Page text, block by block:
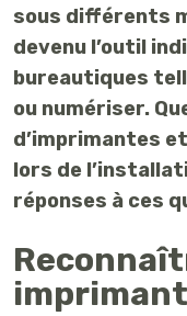
sous différents
devenu l’outil
bureautiques
ou numériser.
d’imprimantes
lors de
réponses à ces